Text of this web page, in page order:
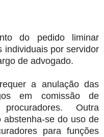
do pedido liminar
individuais por servidor
de advogado.
a anulação das
em comissão de
Outra
se do uso de
para funções